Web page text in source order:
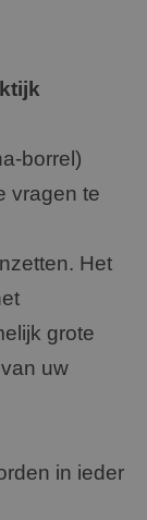
borrel)
vragen te
Het
grote
uw
in ieder